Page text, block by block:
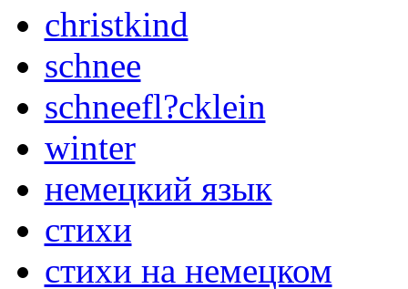
christkind
schnee
schneefl?cklein
winter
немецкий язык
стихи
стихи на немецком